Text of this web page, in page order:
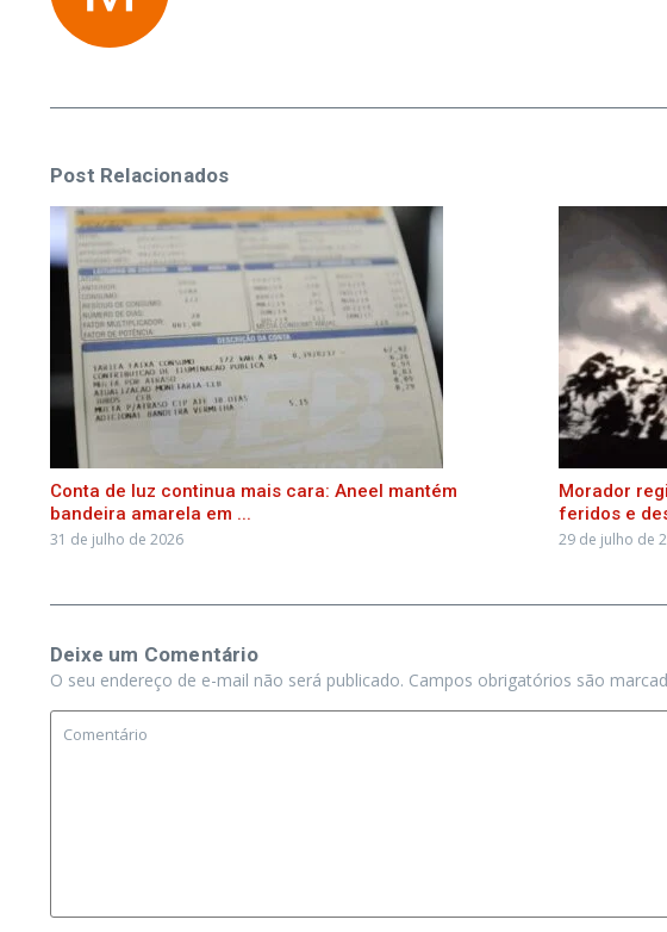
Post Relacionados
Conta de luz continua mais cara: Aneel mantém
bandeira amarela em ...
31 de julho de 2026
Morador
feridos e
29 de julho de
Deixe um Comentário
O seu endereço de e-mail não será publicado. Campos obrigatórios são